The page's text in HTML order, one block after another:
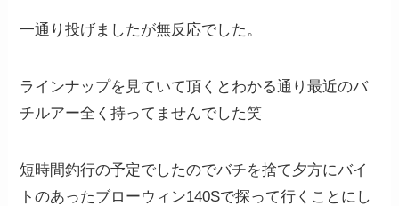
一通り投げましたが無反応でした。
ラインナップを見ていて頂くとわかる通り最近のバ
チルアー全く持ってませんでした笑
短時間釣行の予定でしたのでバチを捨て夕方にバイ
トのあったブローウィン140Sで探って行くことにし